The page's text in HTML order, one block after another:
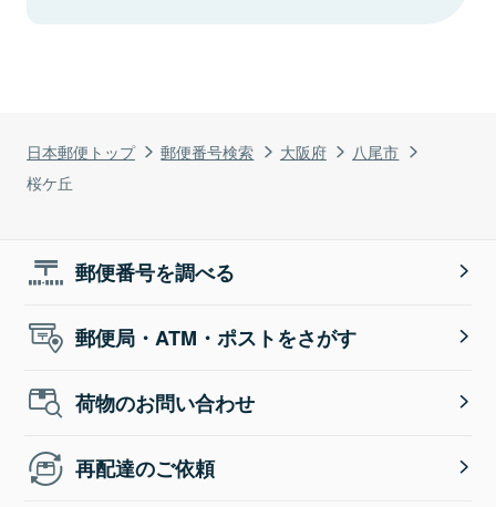
日本郵便トップ 郵便番号検索 大阪府
八尾市
桜ケ丘
郵便番号を調べる
郵便局・ATM・ポストをさがす
荷物のお問い合わせ
再配達のご依頼